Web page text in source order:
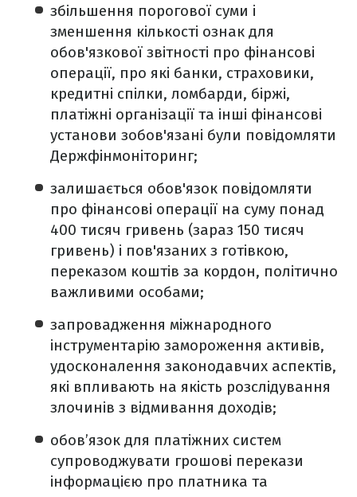
збільшення порогової суми і
зменшення кількості ознак для
обов'язкової звітності про фінансові
операції, про які банки, страховики,
кредитні спілки, ломбарди, біржі,
платіжні організації та інші фінансові
установи зобов'язані були повідомляти
Держфінмоніторинг;
залишається обов'язок повідомляти
про фінансові операції на суму понад
400 тисяч гривень (зараз 150 тисяч
гривень) і пов'язаних з готівкою,
переказом коштів за кордон, політично
важливими особами;
запровадження міжнародного
інструментарію замороження активів,
удосконалення законодавчих аспектів,
які впливають на якість розслідування
злочинів з відмивання доходів;
обов’язок для платіжних систем
супроводжувати грошові перекази
інформацією про платника та